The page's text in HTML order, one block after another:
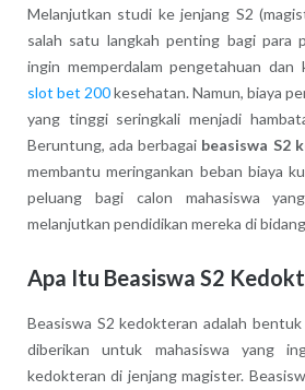
Melanjutkan studi ke jenjang S2
salah satu langkah penting bagi para
ingin memperdalam pengetahuan dan
slot bet 200kesehatan. Namun, biaya
yang tinggi seringkali menjadi
Beruntung, ada berbagai beasiswa S2
membantu meringankan beban biaya
peluang bagi calon mahasiswa
melanjutkan pendidikan mereka di
Apa Itu Beasiswa S2
Beasiswa S2 kedokteran adalah
diberikan untuk mahasiswa yang
kedokteran di jenjang magister.